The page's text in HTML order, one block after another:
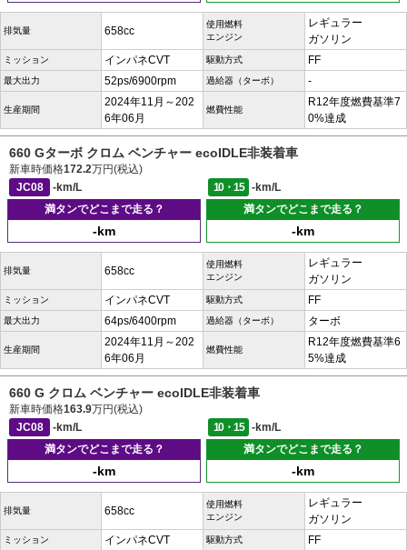
排気量 658cc
使用燃料
エンジン
レギュラー
ガソリン
ミッション インパネCVT 駆動方式 FF
最大出力 52ps/6900rpm 過給器（ターボ） -
生産期間
2024年11月～202
6年06月
燃費性能
R12年度燃費基準7
0%達成
660 Gターボ クロム ベンチャー ecoIDLE非装着車
新車時価格172.2万円(税込)
JC08
-km/L 10・15
-km/L
満タンでどこまで走る？
-km
満タンでどこまで走る？
-km
排気量 658cc
使用燃料
エンジン
レギュラー
ガソリン
ミッション インパネCVT 駆動方式 FF
最大出力 64ps/6400rpm 過給器（ターボ） ターボ
生産期間
2024年11月～202
6年06月
燃費性能
R12年度燃費基準6
5%達成
660 G クロム ベンチャー ecoIDLE非装着車
新車時価格163.9万円(税込)
JC08
-km/L 10・15
-km/L
満タンでどこまで走る？
-km
満タンでどこまで走る？
-km
排気量 658cc
使用燃料
エンジン
レギュラー
ガソリン
ミッション インパネCVT 駆動方式 FF